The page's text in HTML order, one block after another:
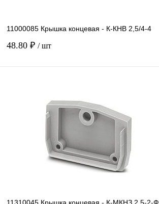
11000085 Крышка концевая - К-КНВ 2,5/4-4
48.80 ₽ / шт
Купить в 1 клик Сравнение
Под заказ